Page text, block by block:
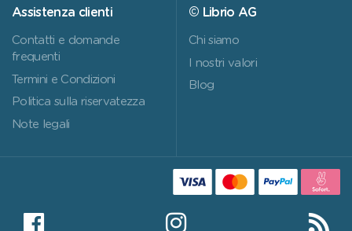
Assistenza clienti
Contatti e domande
frequenti
Termini e Condizioni
Politica sulla riservatezza
Note legali
© Librio AG
Chi siamo
I nostri valori
Blog